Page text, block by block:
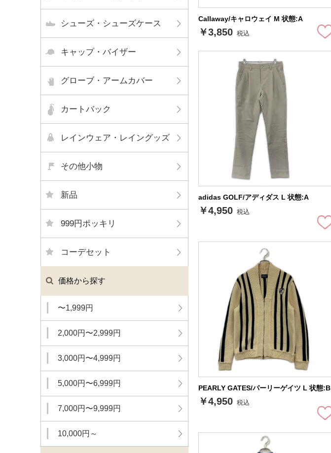
シューズ・シューズケース
キャップ・バイザー
グローブ・アームカバー
カートバック
レインウェア・レイングッズ
その他小物
新品
999円ポッキリ
コーデセット
価格から探す
〜1,999円
2,000円〜2,999円
3,000円〜4,999円
5,000円〜6,999円
7,000円〜9,999円
10,000円～
Callaway/キャロウェイ M 状態:A
￥3,850 税込
adidas GOLF/アディダス L 状態:A
￥4,950 税込
PEARLY GATES/パーリーゲイツ L 状態:B
￥4,950 税込